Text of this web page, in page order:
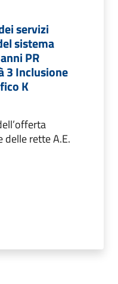
servizi
sistema
PR
3 Inclusione
K
rette A.E.